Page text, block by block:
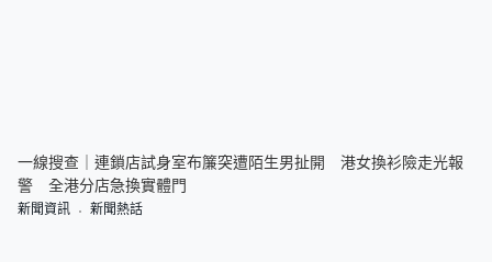
一線搜查｜連鎖店試身室布簾突遭陌生男扯開 港女換衫險走光報
警 全港分店急換實體門
新聞資訊 新聞熱話